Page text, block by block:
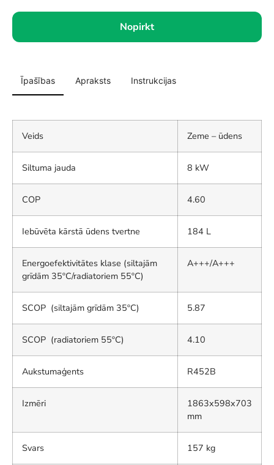
Nopirkt
Īpašības Apraksts Instrukcijas
Veids Zeme – ūdens
Siltuma jauda 8 kW
COP 4.60
Iebūvēta kārstā ūdens tvertne 184 L
Energoefektivitātes klase (siltajām
grīdām 35ºC/radiatoriem 55ºC)
A+++/A+++
SCOP (siltajām grīdām 35ºC) 5.87
SCOP (radiatoriem 55ºC) 4.10
Aukstumaģents R452B
Izmēri
1863x598x703
mm
Svars 157 kg